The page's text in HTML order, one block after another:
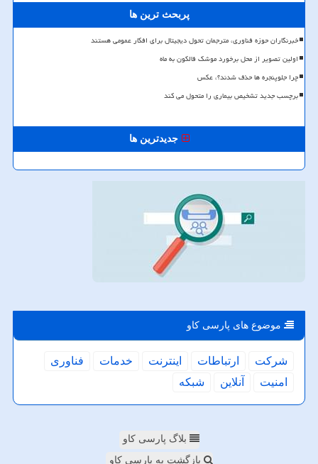
پربحث ترین ها
خبرنگاران حوزه فناوری، مترجمان تحول دیجیتال برای افکار عمومی هستند
اولین تصویر از محل برخورد موشک فالکون به ماه
چرا جلوپنجره ها حذف شدند؟، عکس
برچسب جدید تشخیص بیماری را متحول می کند
جدیدترین ها
موضوع های پارسی كاو
شركت ارتباطات اینترنت خدمات
فناوری
امنیت
آنلاین شبكه
بلاگ پارسی کاو
بازگشت به پارسی کاو